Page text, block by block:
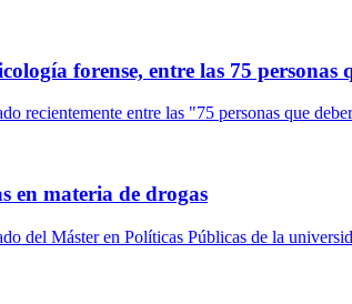
forense, entre las 75 personas
recientemente entre las "75 personas que
en materia de drogas
del Máster en Políticas Públicas de la